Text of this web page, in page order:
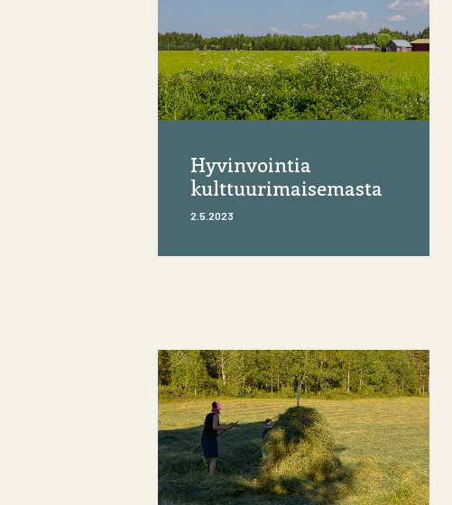
Hyvinvointia
kulttuurimaisemasta
2.5.2023